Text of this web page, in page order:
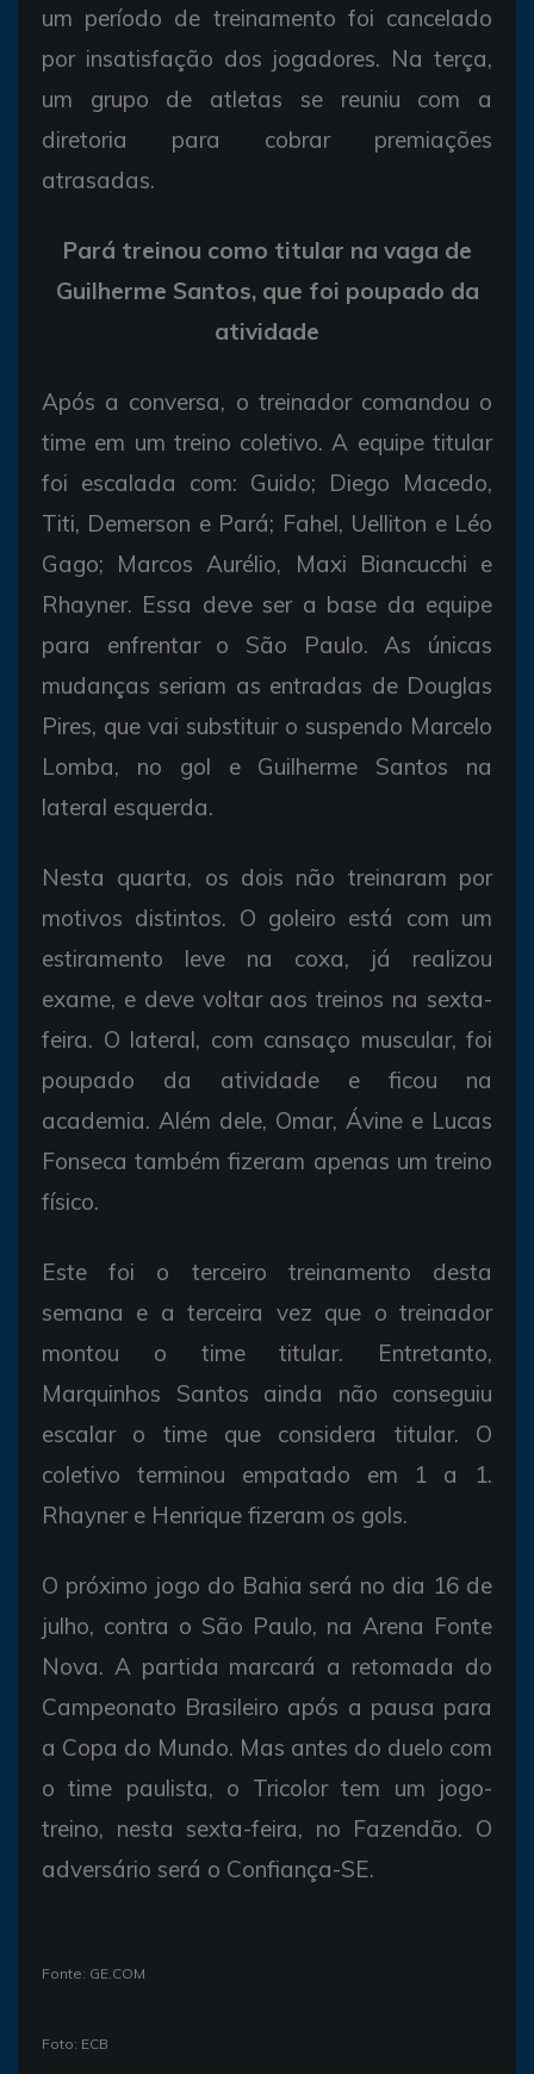
um período de treinamento foi cancelado
por insatisfação dos jogadores. Na terça,
um grupo de atletas se reuniu com a
diretoria para cobrar premiações
atrasadas.
Pará treinou como titular na vaga de
Guilherme Santos, que foi poupado da
atividade
Após a conversa, o treinador comandou o
time em um treino coletivo. A equipe titular
foi escalada com: Guido; Diego Macedo,
Titi, Demerson e Pará; Fahel, Uelliton e Léo
Gago; Marcos Aurélio, Maxi Biancucchi e
Rhayner. Essa deve ser a base da equipe
para enfrentar o São Paulo. As únicas
mudanças seriam as entradas de Douglas
Pires, que vai substituir o suspendo Marcelo
Lomba, no gol e Guilherme Santos na
lateral esquerda.
Nesta quarta, os dois não treinaram por
motivos distintos. O goleiro está com um
estiramento leve na coxa, já realizou
exame, e deve voltar aos treinos na sexta-
feira. O lateral, com cansaço muscular, foi
poupado da atividade e ficou na
academia. Além dele, Omar, Ávine e Lucas
Fonseca também fizeram apenas um treino
físico.
Este foi o terceiro treinamento desta
semana e a terceira vez que o treinador
montou o time titular. Entretanto,
Marquinhos Santos ainda não conseguiu
escalar o time que considera titular. O
coletivo terminou empatado em 1 a 1.
Rhayner e Henrique fizeram os gols.
O próximo jogo do Bahia será no dia 16 de
julho, contra o São Paulo, na Arena Fonte
Nova. A partida marcará a retomada do
Campeonato Brasileiro após a pausa para
a Copa do Mundo. Mas antes do duelo com
o time paulista, o Tricolor tem um jogo-
treino, nesta sexta-feira, no Fazendão. O
adversário será o Confiança-SE.
Fonte: GE.COM
Foto: ECB